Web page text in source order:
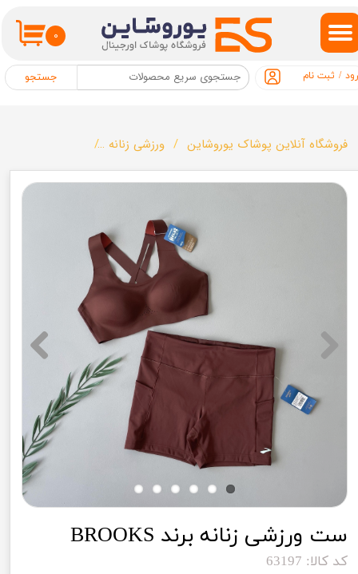
۰
جستجو / ثبت نام
حساب کاربری من
تغییر گذر واژه
خروج از حساب کاربری
فروشگاه آنلاین پوشاک یوروشاین ورزشی زنانه
ست ورزشی زنانه برند BROOKS
کد کالا: 63197